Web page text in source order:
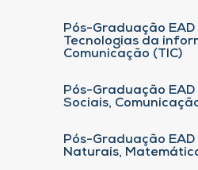
Pós-Graduação
Tecnologias da
Comunicação (TIC)
Pós-Graduação EAD
Sociais,
Pós-Graduação EAD
Naturais,